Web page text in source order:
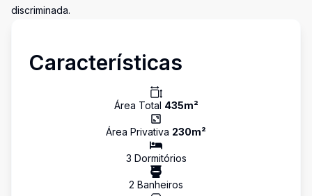
discriminada.
Características
Área Total 435m²
Área Privativa 230m²
3 Dormitórios
2 Banheiros